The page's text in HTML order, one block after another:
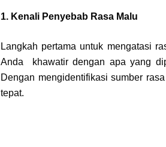
1. Kenali Penyebab Rasa Malu
Langkah pertama untuk mengatasi
Anda khawatir dengan apa yang
Dengan mengidentifikasi sumber
tepat.